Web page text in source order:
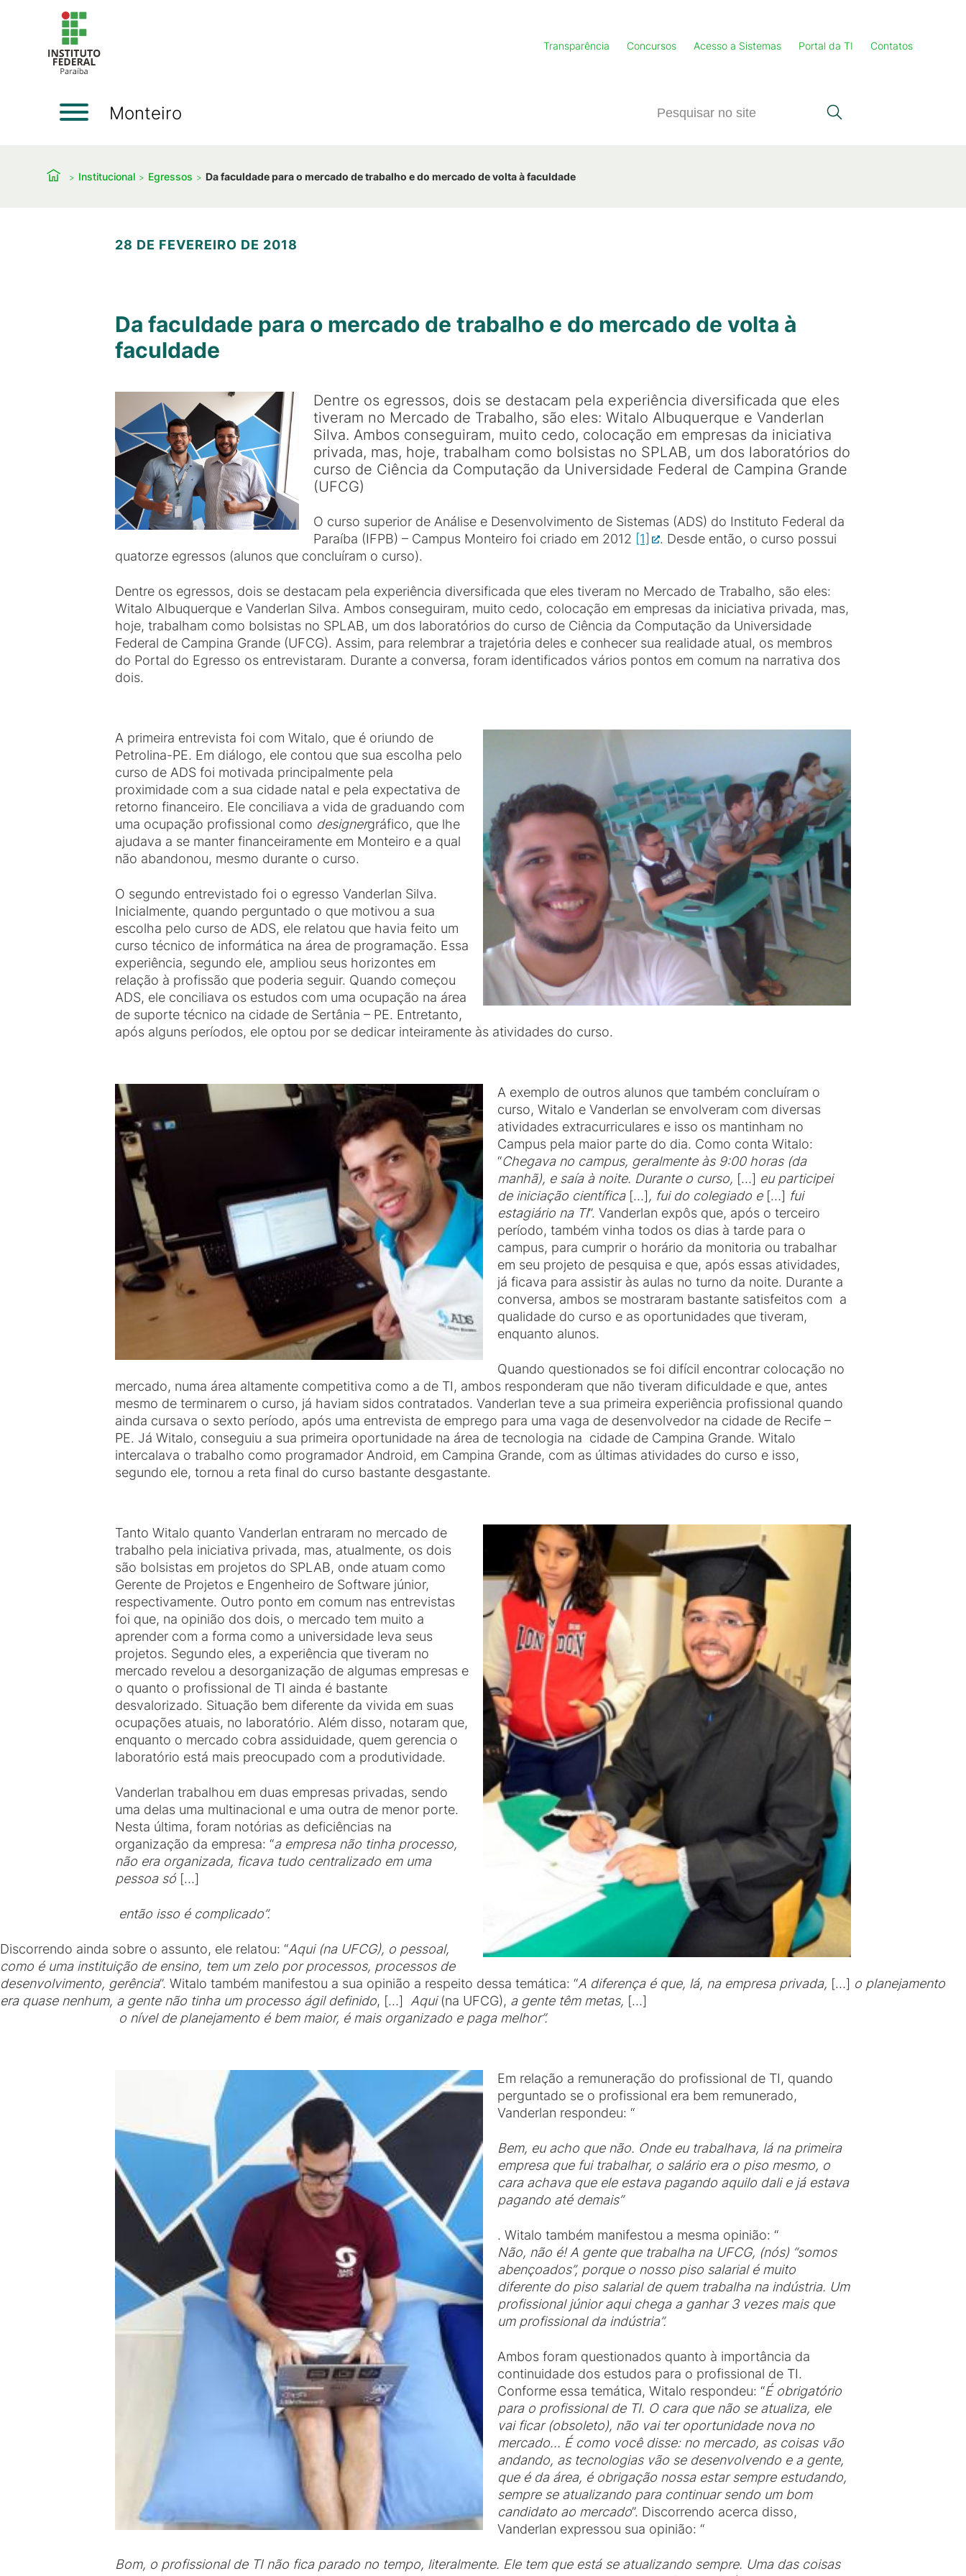
Transparência Concursos Acesso a Sistemas Portal da TI Contatos
Monteiro
Institucional Egressos Da faculdade para o mercado de trabalho e do mercado de volta à faculdade
28 DE FEVEREIRO DE 2018
Da faculdade para o mercado de trabalho e do mercado de volta à
faculdade
Dentre os egressos, dois se destacam pela experiência diversificada que eles
tiveram no Mercado de Trabalho, são eles: Witalo Albuquerque e Vanderlan
Silva. Ambos conseguiram, muito cedo, colocação em empresas da iniciativa
privada, mas, hoje, trabalham como bolsistas no SPLAB, um dos laboratórios do
curso de Ciência da Computação da Universidade Federal de Campina Grande
(UFCG)
O curso superior de Análise e Desenvolvimento de Sistemas (ADS) do Instituto Federal da
Paraíba (IFPB) – Campus Monteiro foi criado em 2012 [1]
. Desde então, o curso possui
quatorze egressos (alunos que concluíram o curso).
Dentre os egressos, dois se destacam pela experiência diversificada que eles tiveram no Mercado de Trabalho, são eles:
Witalo Albuquerque e Vanderlan Silva. Ambos conseguiram, muito cedo, colocação em empresas da iniciativa privada, mas,
hoje, trabalham como bolsistas no SPLAB, um dos laboratórios do curso de Ciência da Computação da Universidade
Federal de Campina Grande (UFCG). Assim, para relembrar a trajetória deles e conhecer sua realidade atual, os membros
do Portal do Egresso os entrevistaram. Durante a conversa, foram identificados vários pontos em comum na narrativa dos
dois.
A primeira entrevista foi com Witalo, que é oriundo de
Petrolina-PE. Em diálogo, ele contou que sua escolha pelo
curso de ADS foi motivada principalmente pela
proximidade com a sua cidade natal e pela expectativa de
retorno financeiro. Ele conciliava a vida de graduando com
uma ocupação profissional como designergráfico, que lhe
ajudava a se manter financeiramente em Monteiro e a qual
não abandonou, mesmo durante o curso.
O segundo entrevistado foi o egresso Vanderlan Silva.
Inicialmente, quando perguntado o que motivou a sua
escolha pelo curso de ADS, ele relatou que havia feito um
curso técnico de informática na área de programação. Essa
experiência, segundo ele, ampliou seus horizontes em
relação à profissão que poderia seguir. Quando começou
ADS, ele conciliava os estudos com uma ocupação na área
de suporte técnico na cidade de Sertânia – PE. Entretanto,
após alguns períodos, ele optou por se dedicar inteiramente às atividades do curso.
A exemplo de outros alunos que também concluíram o
curso, Witalo e Vanderlan se envolveram com diversas
atividades extracurriculares e isso os mantinham no
Campus pela maior parte do dia. Como conta Witalo:
“Chegava no campus, geralmente às 9:00 horas (da
manhã), e saía à noite. Durante o curso, […] eu participei
de iniciação científica […], fui do colegiado e […] fui
estagiário na TI”. Vanderlan expôs que, após o terceiro
período, também vinha todos os dias à tarde para o
campus, para cumprir o horário da monitoria ou trabalhar
em seu projeto de pesquisa e que, após essas atividades,
já ficava para assistir às aulas no turno da noite. Durante a
conversa, ambos se mostraram bastante satisfeitos com a
qualidade do curso e as oportunidades que tiveram,
enquanto alunos.
Quando questionados se foi difícil encontrar colocação no
mercado, numa área altamente competitiva como a de TI, ambos responderam que não tiveram dificuldade e que, antes
mesmo de terminarem o curso, já haviam sidos contratados. Vanderlan teve a sua primeira experiência profissional quando
ainda cursava o sexto período, após uma entrevista de emprego para uma vaga de desenvolvedor na cidade de Recife –
PE. Já Witalo, conseguiu a sua primeira oportunidade na área de tecnologia na cidade de Campina Grande. Witalo
intercalava o trabalho como programador Android, em Campina Grande, com as últimas atividades do curso e isso,
segundo ele, tornou a reta final do curso bastante desgastante.
Tanto Witalo quanto Vanderlan entraram no mercado de
trabalho pela iniciativa privada, mas, atualmente, os dois
são bolsistas em projetos do SPLAB, onde atuam como
Gerente de Projetos e Engenheiro de Software júnior,
respectivamente. Outro ponto em comum nas entrevistas
foi que, na opinião dos dois, o mercado tem muito a
aprender com a forma como a universidade leva seus
projetos. Segundo eles, a experiência que tiveram no
mercado revelou a desorganização de algumas empresas e
o quanto o profissional de TI ainda é bastante
desvalorizado. Situação bem diferente da vivida em suas
ocupações atuais, no laboratório. Além disso, notaram que,
enquanto o mercado cobra assiduidade, quem gerencia o
laboratório está mais preocupado com a produtividade.
Vanderlan trabalhou em duas empresas privadas, sendo
uma delas uma multinacional e uma outra de menor porte.
Nesta última, foram notórias as deficiências na
organização da empresa: “a empresa não tinha processo,
não era organizada, ficava tudo centralizado em uma
pessoa só […]
então isso é complicado”.
Discorrendo ainda sobre o assunto, ele relatou: “Aqui (na UFCG), o pessoal,
como é uma instituição de ensino, tem um zelo por processos, processos de
desenvolvimento, gerência”. Witalo também manifestou a sua opinião a respeito dessa temática: “A diferença é que, lá, na empresa privada, […] o planejamento
era quase nenhum, a gente não tinha um processo ágil definido, […] Aqui (na UFCG), a gente têm metas, […]
o nível de planejamento é bem maior, é mais organizado e paga melhor”.
Em relação a remuneração do profissional de TI, quando
perguntado se o profissional era bem remunerado,
Vanderlan respondeu: “
Bem, eu acho que não. Onde eu trabalhava, lá na primeira
empresa que fui trabalhar, o salário era o piso mesmo, o
cara achava que ele estava pagando aquilo dali e já estava
pagando até demais”
. Witalo também manifestou a mesma opinião: “
Não, não é! A gente que trabalha na UFCG, (nós) “somos
abençoados”, porque o nosso piso salarial é muito
diferente do piso salarial de quem trabalha na indústria. Um
profissional júnior aqui chega a ganhar 3 vezes mais que
um profissional da indústria”.
Ambos foram questionados quanto à importância da
continuidade dos estudos para o profissional de TI.
Conforme essa temática, Witalo respondeu: “É obrigatório
para o profissional de TI. O cara que não se atualiza, ele
vai ficar (obsoleto), não vai ter oportunidade nova no
mercado… É como você disse: no mercado, as coisas vão
andando, as tecnologias vão se desenvolvendo e a gente,
que é da área, é obrigação nossa estar sempre estudando,
sempre se atualizando para continuar sendo um bom
candidato ao mercado”. Discorrendo acerca disso,
Vanderlan expressou sua opinião: “
Bom, o profissional de TI não fica parado no tempo, literalmente. Ele tem que está se atualizando sempre. Uma das coisas